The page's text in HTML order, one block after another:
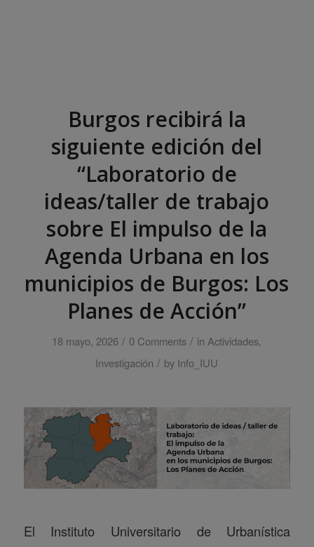
Burgos recibirá la
siguiente edición del
“Laboratorio de
ideas/taller de trabajo
sobre El impulso de la
Agenda Urbana en los
municipios de Burgos: Los
Planes de Acción”
18 mayo, 2026 / 0 Comments / in Actividades,
Investigación / by Info_IUU
El Instituto Universitario de Urbanística